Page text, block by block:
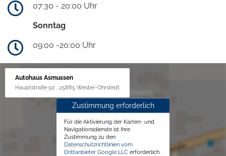
07:30 - 20:00 Uhr
Sonntag
09:00 -20:00 Uhr
Autohaus Asmussen
Hauptstraße 50 , 25885 Wester-Ohrstedt
Zustimmung erforderlich
Für die Aktivierung der Karten- und
Navigationsdienste ist Ihre
Zustimmung zu den
Datenschutzrichtlinien vom
Drittanbieter Google LLC erforderlich.